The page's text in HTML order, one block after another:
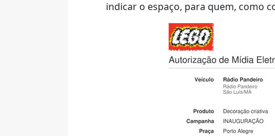
indicar o espaço, para quem, como